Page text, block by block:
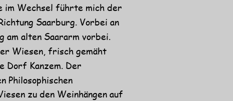
im Wechsel führte mich der
Saarburg. Vorbei an
am alten Saararm vorbei.
Wiesen, frisch gemäht
Dorf Kanzem. Der
Philosophischen
zu den Weinhängen auf